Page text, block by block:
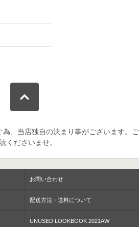
、当店独自の決まり事がございます。ご
くださいませ。
お問い合わせ
配送方法・送料について
UNUSED LOOKBOOK 2021AW